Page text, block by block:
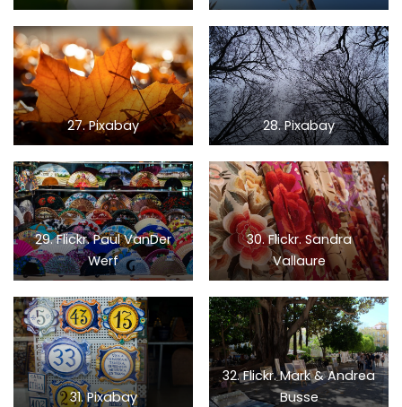
27. Pixabay 28. Pixabay
29. Flickr. Paul VanDer
Werf
30. Flickr. Sandra
Vallaure
31. Pixabay
32. Flickr. Mark & Andrea
Busse